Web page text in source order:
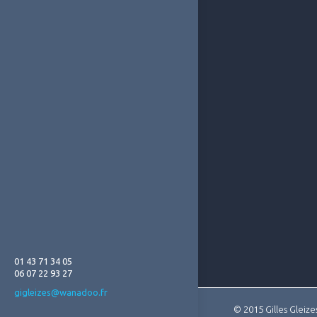
01 43 71 34 05
06 07 22 93 27
gigleizes@wanadoo.fr
© 2015 Gilles